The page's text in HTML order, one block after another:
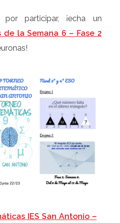
participar, ¡echa un
de la Semana 6 – Fase 2
IES San Antonio –